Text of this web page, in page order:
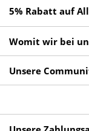
5% Rabatt auf
Womit wir bei
Unsere